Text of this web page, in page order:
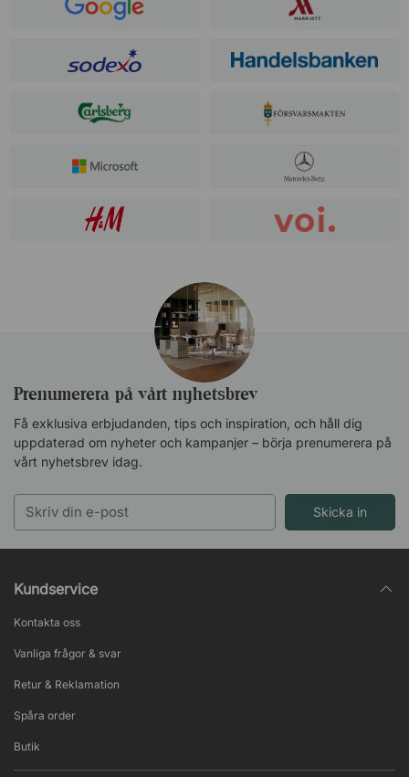
Prenumerera på vårt nyhetsbrev
Få exklusiva erbjudanden, tips och inspiration, och håll dig
uppdaterad om nyheter och kampanjer – börja prenumerera på
vårt nyhetsbrev idag.
Skicka in
Kundservice
Kontakta oss
Vanliga frågor & svar
Retur & Reklamation
Spåra order
Butik